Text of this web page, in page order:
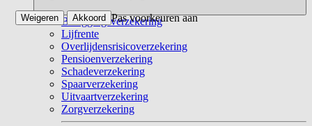
Beleggingsverzekering
Lijfrente
Overlijdensrisicoverzekering
Pensioenverzekering
Schadeverzekering
Spaarverzekering
Uitvaartverzekering
Zorgverzekering
Pas voorkeuren aan
Weigeren Akkoord